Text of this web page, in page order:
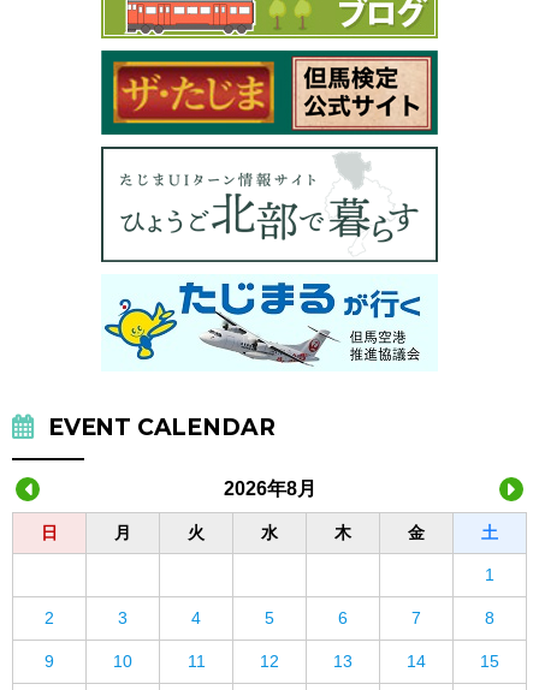
EVENT CALENDAR
2026年8月
日 月 火 水 木 金 土
1
2 3 4 5 6 7 8
9 10 11 12 13 14 15